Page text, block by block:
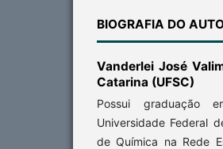
BIOGRAFIA DO
Vanderlei José
Catarina (UFSC)
Possui graduação
Universidade Federal
de Química na Rede